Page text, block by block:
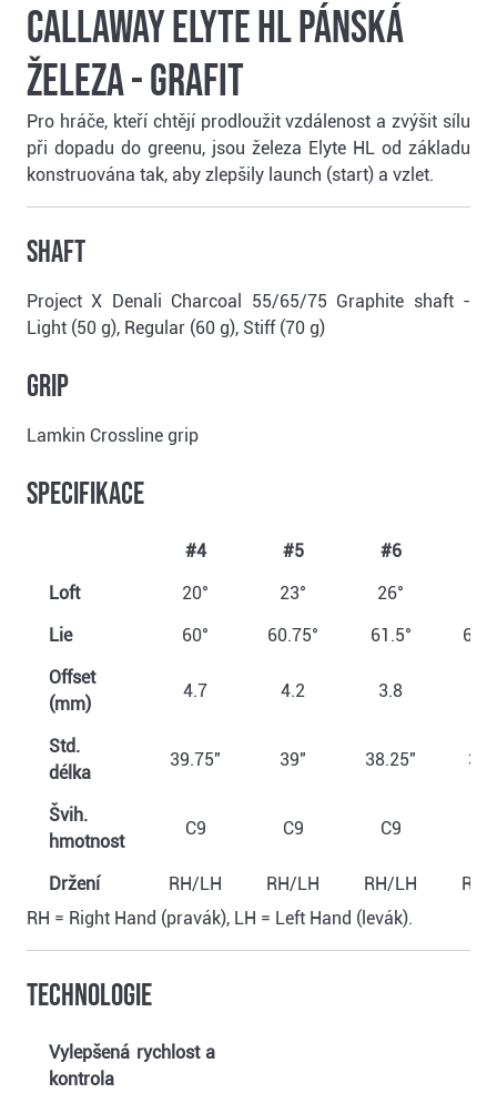
Callaway Elyte HL pánská
železa - grafit
Pro hráče, kteří chtějí prodloužit vzdálenost a zvýšit sílu
při dopadu do greenu, jsou železa Elyte HL od základu
konstruována tak, aby zlepšily launch (start) a vzlet.
Shaft
Project X Denali Charcoal 55/65/75 Graphite shaft -
Light (50 g), Regular (60 g), Stiff (70 g)
Grip
Lamkin Crossline grip
Specifikace
#4 #5 #6
Loft
20° 23° 26°
Lie
60° 60.75° 61.5°
Offset
(mm)
4.7 4.2 3.8
Std.
délka
39.75" 39" 38.25"
Švih.
hmotnost
C9 C9 C9
Držení RH/LH RH/LH RH/LH
RH/
RH = Right Hand (pravák), LH = Left Hand (levák).
Technologie
Vylepšená rychlost a
kontrola